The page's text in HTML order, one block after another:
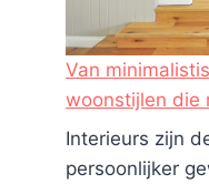
Van
woonstijlen die
Interieurs zijn
persoonlijker